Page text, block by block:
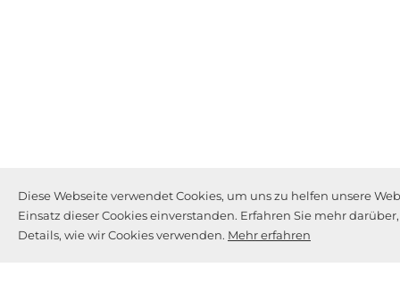
Diese Webseite verwendet Cookies, um uns zu helfen unsere
Einsatz dieser Cookies einverstanden. Erfahren Sie mehr
Details, wie wir Cookies verwenden. Mehr erfahren